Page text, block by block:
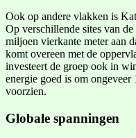
Ook op andere vlakken is
Op verschillende sites van
miljoen vierkante meter aan
komt overeen met de
investeert de groep ook in
energie goed is om
voorzien.
Globale spanningen